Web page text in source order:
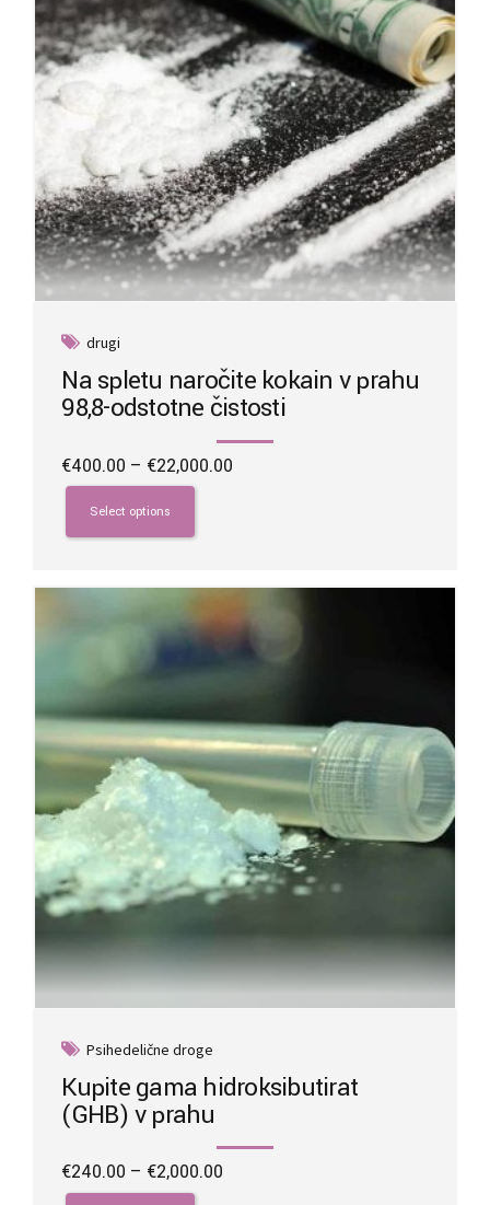
on
the
product
drugi
Na spletu naročite kokain v prahu
98,8-odstotne čistosti
€400.00 – €22,000.00
Select options
This
product
has
on
the
product
page
Psihedelične droge
Kupite gama hidroksibutirat
(GHB) v prahu
€240.00 – €2,000.00
This